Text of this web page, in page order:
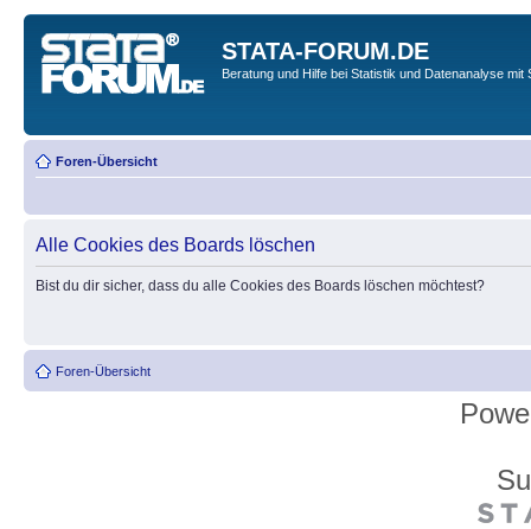
STATA-FORUM.DE
Beratung und Hilfe bei Statistik und Datenanalyse mit
Foren-Übersicht
Alle Cookies des Boards löschen
Bist du dir sicher, dass du alle Cookies des Boards löschen möchtest?
Foren-Übersicht